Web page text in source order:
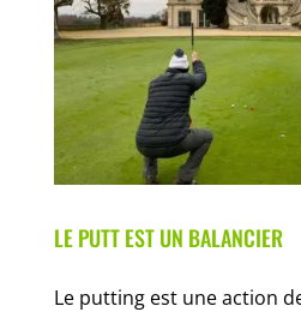
LE PUTT EST UN BALANCIER
Le putting est une action